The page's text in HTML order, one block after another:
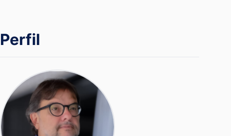
Perfil